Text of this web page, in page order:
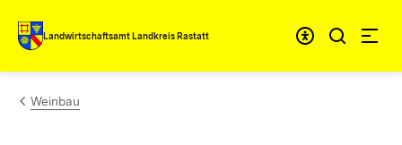
Zum Inhalt springen
Landwirtschaftsamt Landkreis Rastatt
Weinbau